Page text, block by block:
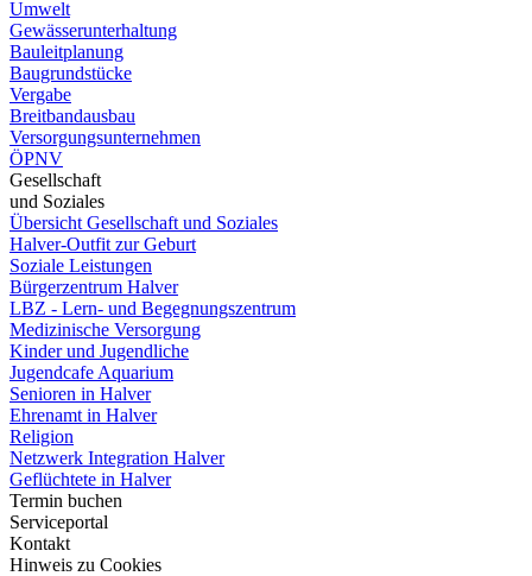
Umwelt
Gewässerunterhaltung
Bauleitplanung
Baugrundstücke
Vergabe
Breitbandausbau
Versorgungsunternehmen
ÖPNV
Gesellschaft
und Soziales
Übersicht Gesellschaft und Soziales
Halver-Outfit zur Geburt
Soziale Leistungen
Bürgerzentrum Halver
LBZ - Lern- und Begegnungszentrum
Medizinische Versorgung
Kinder und Jugendliche
Jugendcafe Aquarium
Senioren in Halver
Ehrenamt in Halver
Religion
Netzwerk Integration Halver
Geflüchtete in Halver
Termin buchen
Serviceportal
Kontakt
Hinweis zu Cookies